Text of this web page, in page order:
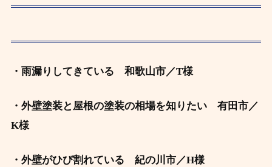
・雨漏りしてきている 和歌山市／T様
・外壁塗装と屋根の塗装の相場を知りたい有田市／
K様
・外壁がひび割れている 紀の川 市／H様